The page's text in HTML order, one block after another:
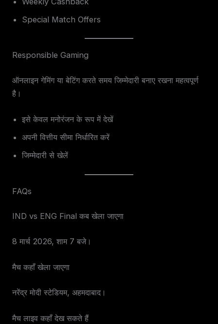
Special Match Offers
Responsible Gaming
ऑनलाइन गेमिंग या बेटिंग करते समय जिम्मेदारी बनाए रखना महत्वपूर्ण
है।
इसे केवल मनोरंजन के रूप में देखें
अपनी वित्तीय सीमा निर्धारित करें
जिम्मेदारी से खेलें
FAQs
IND vs ENG Final कब खेला जाएगा
8 मार्च 2026, शाम 7 बजे।
मैच कहाँ खेला जाएगा
नरेंद्र मोदी स्टेडियम, अहमदाबाद।
मैच लाइव कहाँ देख सकते हैं